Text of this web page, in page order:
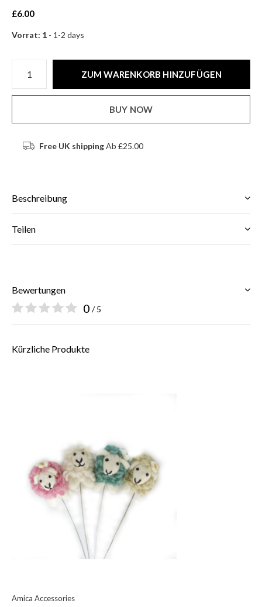
£6.00
Vorrat: 1 - 1-2 days
ZUM WARENKORB HINZUFÜGEN
BUY NOW
Free UK shippingAb £25.00
Beschreibung
Teilen
Bewertungen
0 / 5
Kürzliche Produkte
Amica Accessories